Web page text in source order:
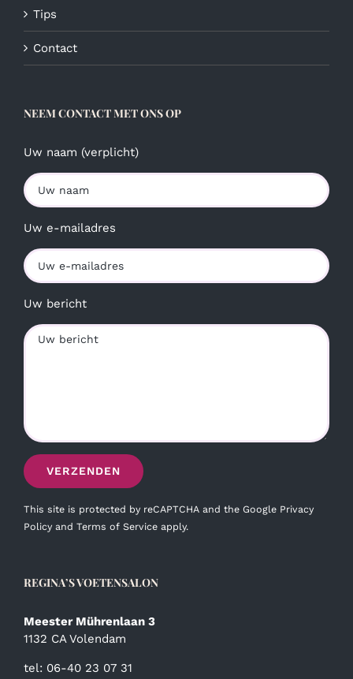
Tips
Contact
NEEM CONTACT MET ONS OP
Uw naam (verplicht)
Uw e-mailadres
Uw bericht
This site is protected by reCAPTCHA and the Google Privacy
Policy and Terms of Service apply.
REGINA’S VOETENSALON
Meester Mührenlaan 3
1132 CA Volendam
tel: 06-40 23 07 31